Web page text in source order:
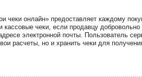
чеки онлайн» предоставляет каждому
кассовые чеки, если продавцу
электронной почты. Пользователь
расчеты, но и хранить чеки для